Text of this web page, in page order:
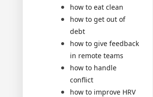
how to eat clean
how to get out of
debt
how to give feedback
in remote teams
how to handle
conflict
how to improve HRV